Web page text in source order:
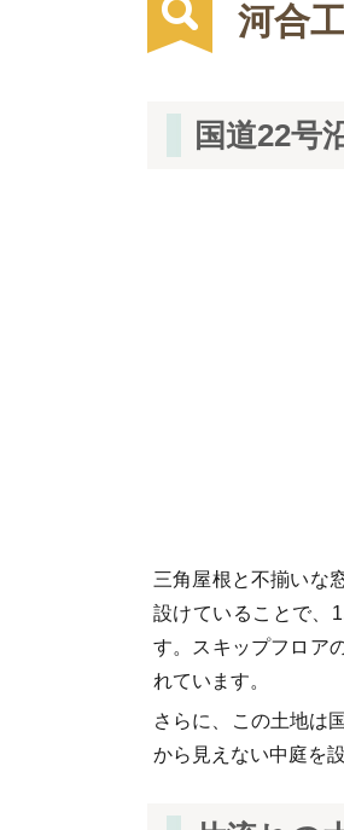
河合
国道22号
三角屋根と不揃いな
設けていることで、
す。スキップフロア
れています。
さらに、この土地は
から見えない中庭を